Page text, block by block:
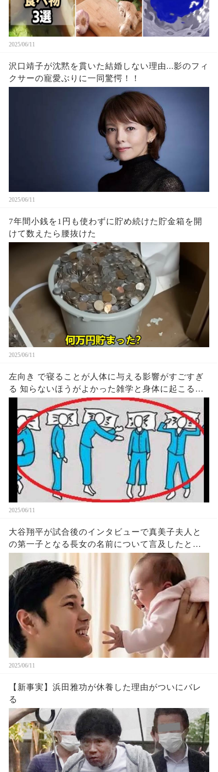
2025/06/11
沢口靖子が沈黙を貫いた結婚しない理由...影のフィ
クサーの寵愛ぶりに一同驚愕！！
2025/06/11
7年間小銭を1円も使わずに貯め続けた貯金箱を開
けて数えたら腰抜けた
2025/06/11
左向き で寝ることが人体に与える影響がすごすぎ
る 知らないほうがよかった雑学と身体に起こる現
象がヤバい… 驚くべき 大人の 面白いけど知ると後
悔
2025/06/11
大谷翔平が試合後のインタビューで真美子夫人と
の第一子となる長女の名前について言及したと話
題に！山本由伸や佐々木朗希は知ってそう！
2025/06/11
【新事実】浜田雅功が休養した理由がついにバレ
る